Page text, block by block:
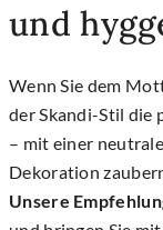
und
Wenn Sie dem
der Skandi-Stil die
– mit einer
Dekoration
Unsere